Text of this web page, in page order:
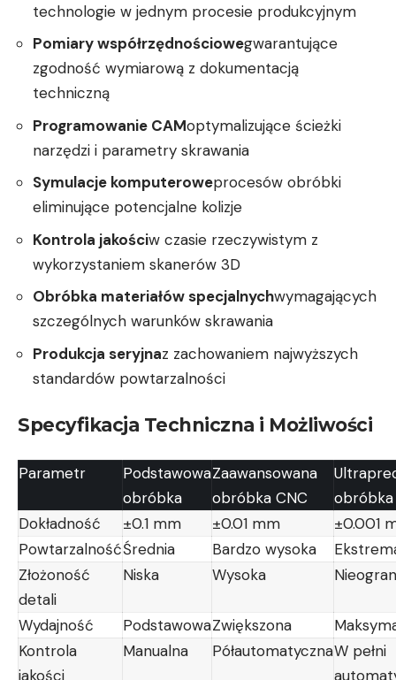
technologie w jednym procesie produkcyjnym
Pomiary współrzędnościowegwarantujące
zgodność wymiarową z dokumentacją
techniczną
Programowanie CAMoptymalizujące ścieżki
narzędzi i parametry skrawania
Symulacje komputeroweprocesów obróbki
eliminujące potencjalne kolizje
Kontrola jakościw czasie rzeczywistym z
wykorzystaniem skanerów 3D
Obróbka materiałów specjalnychwymagających
szczególnych warunków skrawania
Produkcja seryjnaz zachowaniem najwyższych
standardów powtarzalności
Specyfikacja Techniczna i Możliwości
Parametr
Podstawowa
obróbka
Zaawansowana
obróbka CNC
obróbka
Dokładność
±0.1 mm ±0.01 mm
±0.001
PowtarzalnośćŚrednia Bardzo wysoka
Złożoność
detali
Niska Wysoka
Wydajność PodstawowaZwiększona
Kontrola
jakości
Manualna PółautomatycznaW pełni